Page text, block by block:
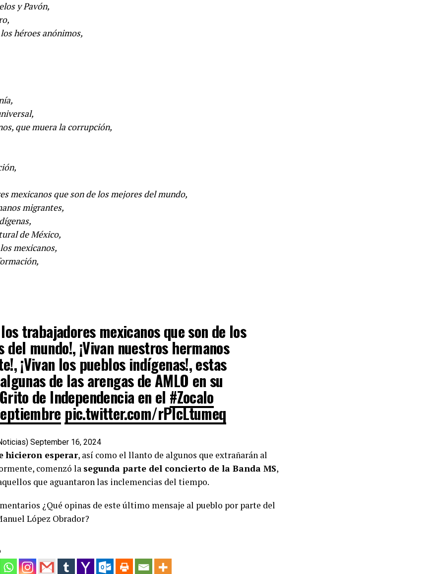
y Pavón,
héroes anónimos,
que muera la corrupción,
mexicanos que son de los mejores del mundo,
migrantes,
de México,
mexicanos,
los trabajadores mexicanos que son de los
del mundo!, ¡Vivan nuestros hermanos
¡Vivan los pueblos indígenas!, estas
de las arengas de AMLO en su
de Independencia en el #Zocalo
pic.twitter.com/rPlcLtumeq
September 16, 2024
hicieron esperar, así como el llanto de algunos que extrañarán al
comenzó la segunda parte del concierto de la Banda MS,
que aguantaron las inclemencias del tiempo.
¿Qué opinas de este último mensaje al pueblo por parte del
López Obrador?